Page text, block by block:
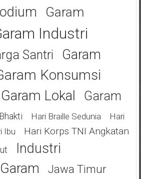
Garam
Industri
Santri
Garam
Konsumsi
Garam Lokal
Garam
Hari Braille Sedunia
Hari
Ibu
Hari Korps TNI Angkatan
Industri
Jawa Timur